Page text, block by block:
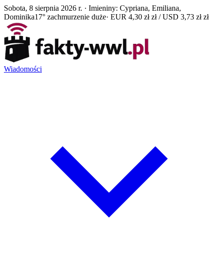
Sobota, 8 sierpnia 2026 r. · Imieniny: Cypriana, Emiliana,
Dominika17° zachmurzenie duże· EUR 4,30 zł zł / USD 3,73 zł zł
Wiadomości